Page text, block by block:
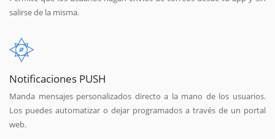
salirse de la misma.
Notificaciones PUSH
Manda mensajes personalizados directo a la mano de los usuarios.
Los puedes automatizar o dejar programados a través de un portal
web.